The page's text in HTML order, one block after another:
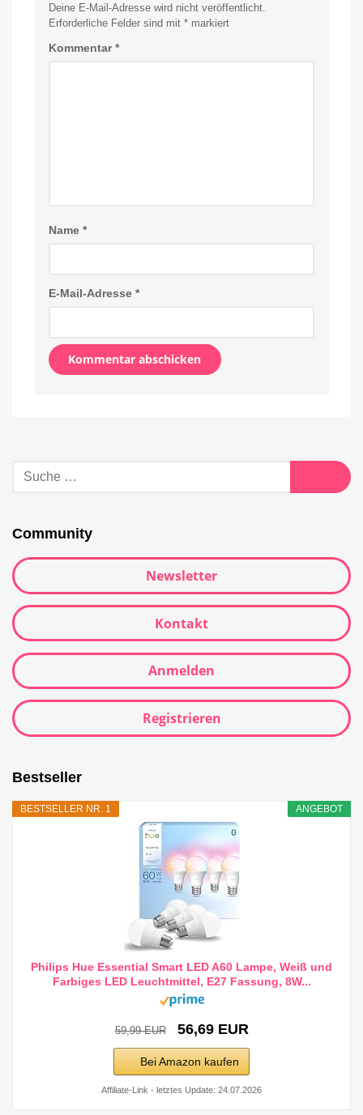
Deine E-Mail-Adresse wird nicht veröffentlicht.
Erforderliche Felder sind mit * markiert
Kommentar*
Name *
E-Mail-Adresse *
nach:
Suche
Community
Newsletter
Kontakt
Anmelden
Registrieren
Bestseller
ANGEBOT
BESTSELLER NR. 1
Philips Hue Essential Smart LED A60 Lampe, Weiß und
Farbiges LED Leuchtmittel, E27 Fassung, 8W...
59,99 EUR 56,69 EUR
Bei Amazon kaufen
Affiliate-Link - letztes Update: 24.07.2026